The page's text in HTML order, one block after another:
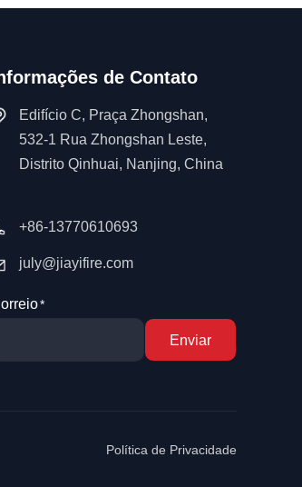
Política de Privacidade
Enviar
de Contato
Edifício C, Praça Zhongshan,
532-1 Rua Zhongshan Leste,
Distrito Qinhuai, Nanjing, China
+86-13770610693
july@jiayifire.com